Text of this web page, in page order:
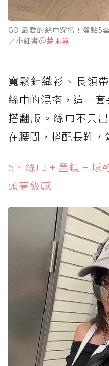
GD 最愛的絲巾穿搭！盤點5
／小紅書＠楚雨荨
寬鬆針織衫、長領
絲巾的混搭，這一
搭翻版。絲巾不只
在腰間，搭配長靴，
5、絲巾 + 墨鏡 + 球
頭高級感